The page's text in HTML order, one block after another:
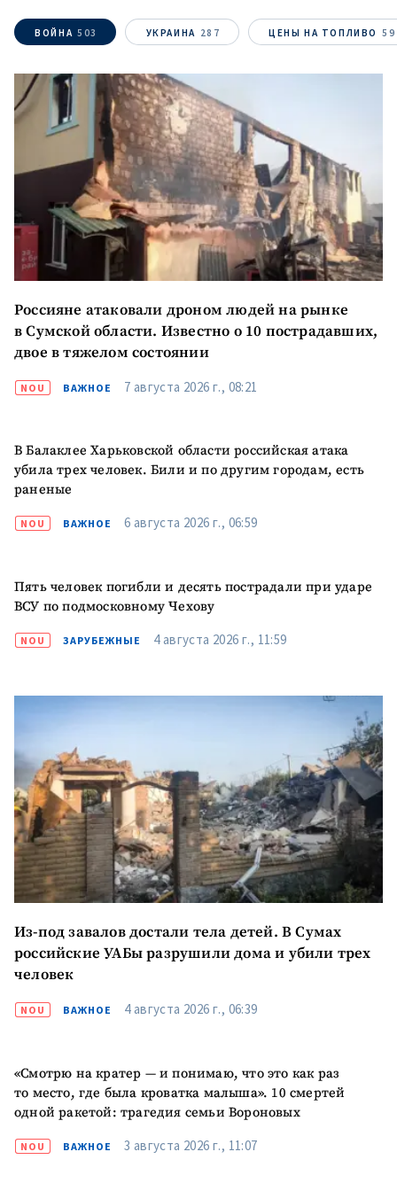
ПОДДЕРЖАТЬ
ВОЙНА 503 УКРАИНА 287 ЦЕНЫ НА ТОПЛИВО 59
Россияне атаковали дроном людей на рынке
в Сумской области. Известно о 10 пострадавших,
двое в тяжелом состоянии
NOU ВАЖНОЕ 7 августа 2026 г., 08:21
В Балаклее Харьковской области российская атака
убила трех человек. Били и по другим городам, есть
раненые
NOU ВАЖНОЕ 6 августа 2026 г., 06:59
Пять человек погибли и десять пострадали при ударе
ВСУ по подмосковному Чехову
NOU ЗАРУБЕЖНЫЕ 4 августа 2026 г., 11:59
Из-под завалов достали тела детей. В Сумах
российские УАБы разрушили дома и убили трех
человек
NOU ВАЖНОЕ 4 августа 2026 г., 06:39
«Смотрю на кратер — и понимаю, что это как раз
то место, где была кроватка малыша». 10 смертей
одной ракетой: трагедия семьи Вороновых
NOU ВАЖНОЕ 3 августа 2026 г., 11:07
Заголовок новости
+ Добавить
заголовок
Фотография
+ Загрузить
изображение
Ссылка на медиа
+ Добавить ссылку на
медиа
Текст новости
+ Добавить текст
новости
КОНТАКТНЫЙ ИСТОЧНИК
Анонимный источник
Имя + Моё имя
Телефон
+ Личный телефон
конфиденциальности .